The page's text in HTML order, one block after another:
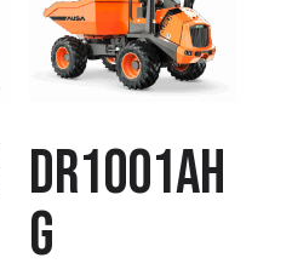
DR1001AH
G